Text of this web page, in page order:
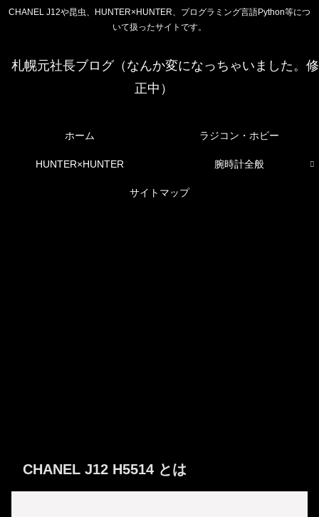
CHANEL J12や昆虫、HUNTER×HUNTER、プログラミング言語Python等につ
いて扱ったサイトです。
札幌元社長ブログ（なんか変になっちゃいました。修
正中）
ホーム ラジコン・ホビー
HUNTER×HUNTER 腕時計全般
サイトマップ
CHANEL J12 H5514 とは